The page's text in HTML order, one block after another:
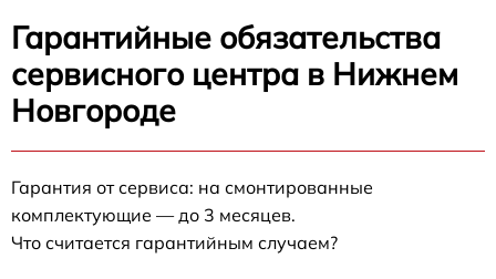
Гарантийные обязательства
сервисного центра в Нижнем
Новгороде
Гарантия от сервиса: на смонтированные
комплектующие — до 3 месяцев.
Что считается гарантийным случаем?